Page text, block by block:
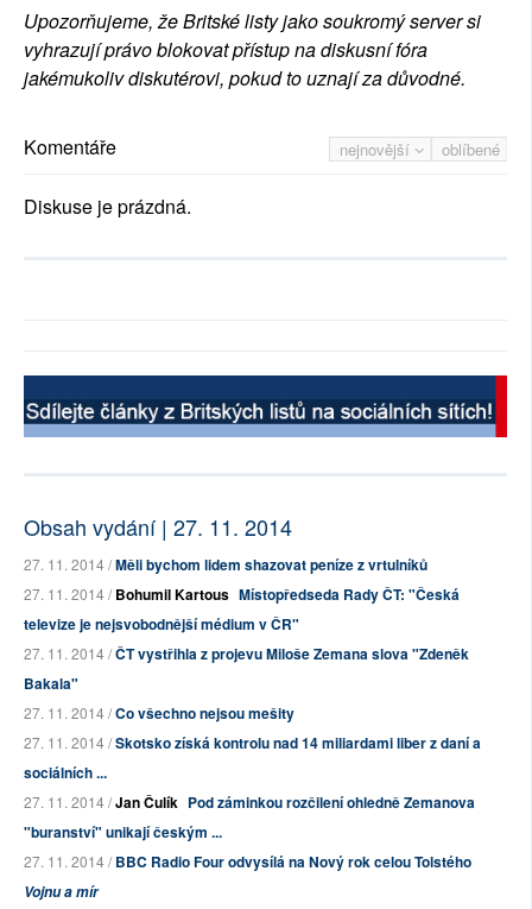
Upozorňujeme, že Britské listy jako soukromý server si
vyhrazují právo blokovat přístup na diskusní fóra
jakémukoliv diskutérovi, pokud to uznají za důvodné.
nejnovější oblíbené
Komentáře
Diskuse je prázdná.
Obsah vydání | 27. 11. 2014
27. 11. 2014 /Měli bychom lidem shazovat peníze z vrtulníků
27. 11. 2014 /Bohumil Kartous Místopředseda Rady ČT: "Česká
televize je nejsvobodnější médium v ČR"
27. 11. 2014 /ČT vystřihla z projevu Miloše Zemana slova "Zdeněk
Bakala"
27. 11. 2014 /Co všechno nejsou mešity
27. 11. 2014 /Skotsko získá kontrolu nad 14 miliardami liber z daní a
sociálních ...
27. 11. 2014 /Jan Čulík Pod záminkou rozčilení ohledně Zemanova
"buranství" unikají českým ...
27. 11. 2014 /BBC Radio Four odvysílá na Nový rok celou Tolstého
Vojnu a mír